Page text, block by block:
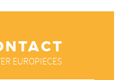
EUROPIECES